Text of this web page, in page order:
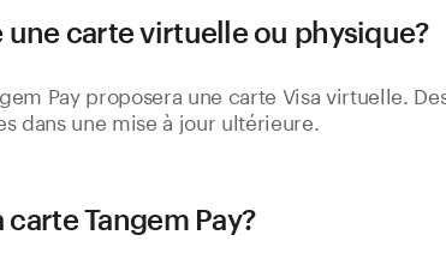
une carte virtuelle ou physique?
Pay proposera une carte Visa virtuelle.
dans une mise à jour ultérieure.
Tangem Pay?